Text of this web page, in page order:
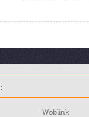
Woblink